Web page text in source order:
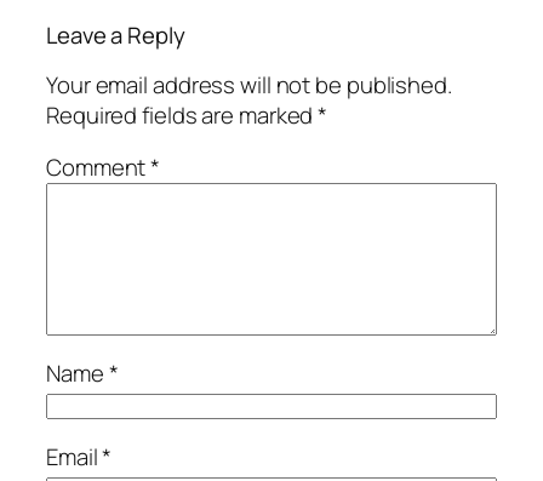
Leave a Reply
Your email address will not be published.
Required fields are marked*
Comment*
Name*
Email*